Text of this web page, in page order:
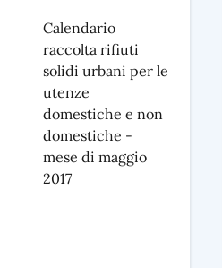
Calendario
raccolta rifiuti
solidi urbani per le
utenze
domestiche e non
domestiche -
mese di maggio
2017